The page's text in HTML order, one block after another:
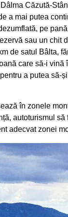
Căzută-
a mai putea
pe
sau un chit
de satul Bâlta,
care să-i
a putea să-
în zonele
autoturismul
adecvat zonei